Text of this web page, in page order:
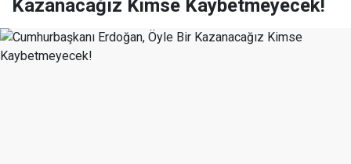
Kazanacağız Kimse Kaybetmeyecek!